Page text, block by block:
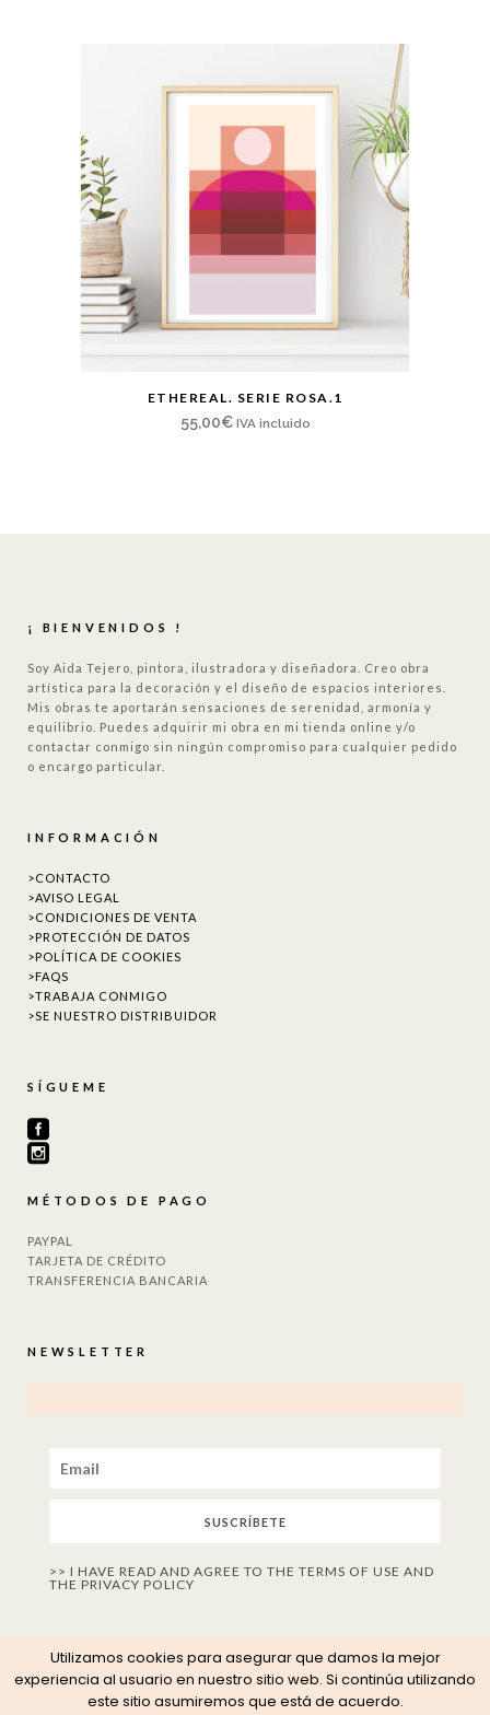
ETHEREAL. SERIE ROSA.1
55,00€ IVA incluido
¡ BIENVENIDOS !
Soy Aida Tejero, pintora, ilustradora y diseñadora. Creo obra
artística para la decoración y el diseño de espacios interiores.
Mis obras te aportarán sensaciones de serenidad, armonía y
equilibrio. Puedes adquirir mi obra en mi tienda online y/o
contactar conmigo sin ningún compromiso para cualquier pedido
o encargo particular.
INFORMACIÓN
>CONTACTO
>AVISO LEGAL
>CONDICIONES DE VENTA
>PROTECCIÓN DE DATOS
>POLÍTICA DE COOKIES
>FAQS
>TRABAJA CONMIGO
>SE NUESTRO DISTRIBUIDOR
SÍGUEME
MÉTODOS DE PAGO
PAYPAL
TARJETA DE CRÉDITO
TRANSFERENCIA BANCARIA
NEWSLETTER
SUSCRÍBETE
>> I HAVE READ AND AGREE TO THE TERMS OF USE AND
THE PRIVACY POLICY
Utilizamos cookies para asegurar que damos la mejor
experiencia al usuario en nuestro sitio web. Si continúa utilizando
este sitio asumiremos que está de acuerdo.